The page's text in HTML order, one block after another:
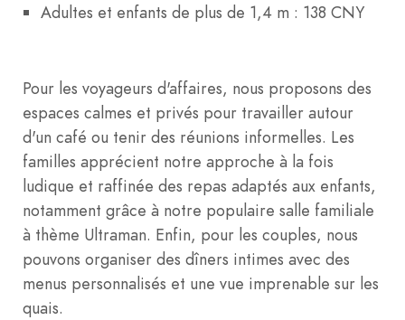
Adultes et enfants de plus de 1,4 m : 138 CNY
Pour les voyageurs d'affaires, nous proposons des
espaces calmes et privés pour travailler autour
d'un café ou tenir des réunions informelles. Les
familles apprécient notre approche à la fois
ludique et raffinée des repas adaptés aux enfants,
notamment grâce à notre populaire salle familiale
à thème Ultraman. Enfin, pour les couples, nous
pouvons organiser des dîners intimes avec des
menus personnalisés et une vue imprenable sur les
quais.